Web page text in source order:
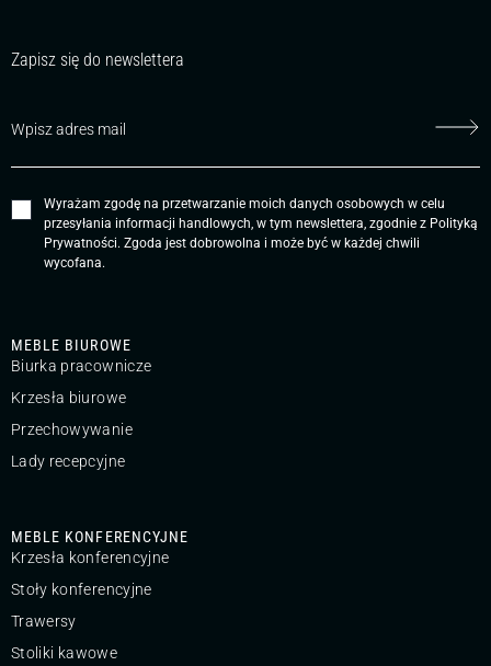
MEBLE BIUROWE
Biurka pracownicze
Krzesła biurowe
Przechowywanie
Lady recepcyjne
MEBLE KONFERENCYJNE
Krzesła konferencyjne
Stoły konferencyjne
Trawersy
Stoliki kawowe
Zapisz się do newslettera
Wyrażam zgodę na przetwarzanie moich danych osobowych w celu
przesyłania informacji handlowych, w tym newslettera, zgodnie z Polityką
Prywatności. Zgoda jest dobrowolna i może być w każdej chwili
wycofana.